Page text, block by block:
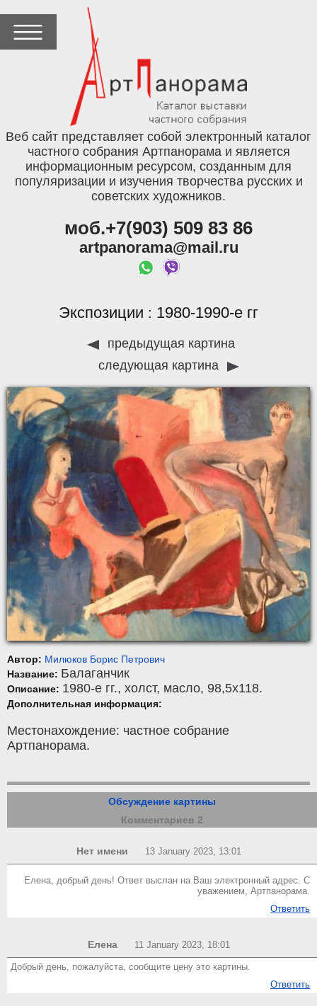
Веб сайт представляет собой электронный каталог
частного собрания Артпанорама и является
информационным ресурсом, созданным для
популяризации и изучения творчества русских и
советских художников.
моб.+7(903) 509 83 86
artpanorama@mail.ru
Экспозиции : 1980-1990-е гг
предыдущая картина
следующая картина
Автор: Милюков Борис Петрович
Название: Балаганчик
Описание: 1980-е гг., холст, масло, 98,5x118.
Дополнительная информация:
Местонахождение: частное собрание
Артпанорама.
Обсуждение картины
Комментариев 2
Нет имени 13 January 2023, 13:01
Елена, добрый день! Ответ выслан на Ваш электронный адрес. С
уважением, Артпанорама.
Ответить
Елена 11 January 2023, 18:01
Добрый день, пожалуйста, сообщите цену это картины.
Ответить